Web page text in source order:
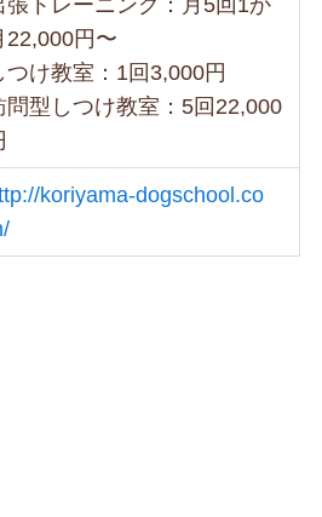
22,000円〜
つけ教室：1回3,000円
問型しつけ教室：5回22,000
koriyama-dogschool.co